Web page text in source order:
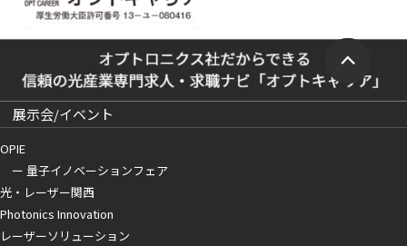
展示会/イベント
OPIE
ー 量子イノベーションフェア
光・レーザー関西
Photonics Innovation
レーザーソリューション